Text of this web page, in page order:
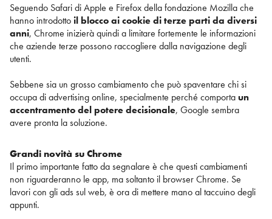
Seguendo Safari di Apple e Firefox della fondazione Mozilla che
hanno introdotto il blocco ai cookie di terze parti da diversi
anni, Chrome inizierà quindi a limitare fortemente le informazioni
che aziende terze possono raccogliere dalla navigazione degli
utenti.
Sebbene sia un grosso cambiamento che può spaventare chi si
occupa di advertising online, specialmente perché comportaun
accentramento del potere decisionale, Google sembra
avere pronta la soluzione.
Grandi novità su Chrome
Il primo importante fatto da segnalare è che questi cambiamenti
non riguarderanno le app, ma soltanto il browser Chrome. Se
lavori con gli ads sul web, è ora di mettere mano al taccuino degli
appunti.